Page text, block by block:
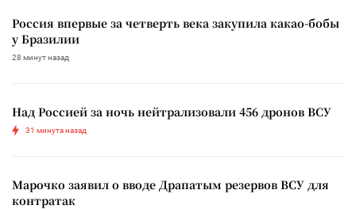
Россия впервые за четверть века закупила какао-бобы
у Бразилии
28 минут назад
Над Россией за ночь нейтрализовали 456 дронов ВСУ
31 минута назад
Марочко заявил о вводе Драпатым резервов ВСУ для
контратак